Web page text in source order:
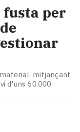
fusta per
mitjançant
d'uns 60.000